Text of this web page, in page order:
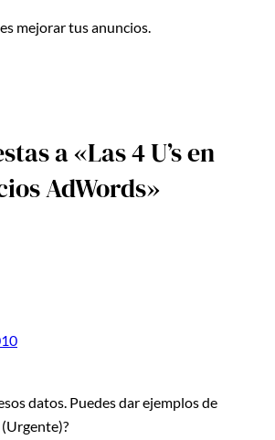
mejorar tus anuncios.
a «Las 4 U’s en
AdWords»
datos. Puedes dar ejemplos de